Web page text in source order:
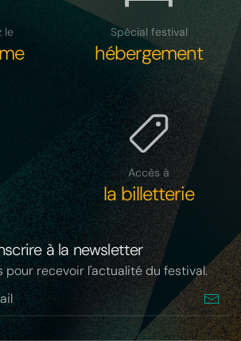
le Spécial festival
hébergement
Accès à
la billetterie
à la newsletter
pour recevoir l'actualité du festival.